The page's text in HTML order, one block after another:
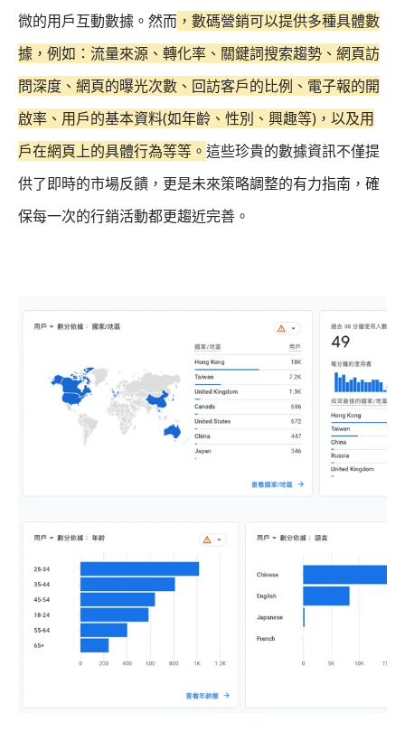
微的用戶互動數據。然而 ，數碼營銷可以提供多種具體數
據，例如：流量來源、轉化率、關鍵詞搜索趨勢、網頁訪
問深度、網頁的曝光次數、回訪客戶的比例、電子報的開
啟率、用戶的基本資料(如年齡、性別、興趣等)，以及用
戶在網頁上的具體行為等等。 這些珍貴的數據資訊不僅提
供了即時的市場反饋，更是未來策略調整的有力指南，確
保每一次的行銷活動都更趨近完善。